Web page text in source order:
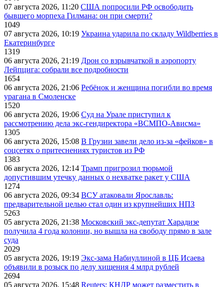
07 августа 2026, 11:20 США попросили РФ освободить
бывшего морпеха Гилмана: он при смерти?
1049
07 августа 2026, 10:19 Украина ударила по складу Wildberries в
Екатеринбурге
1319
06 августа 2026, 21:19 Дрон со взрывчаткой в аэропорту
Лейпцига: собрали все подробности
1654
06 августа 2026, 21:06 Ребёнок и женщина погибли во время
урагана в Смоленске
1520
06 августа 2026, 19:06 Суд на Урале приступил к
рассмотрению дела экс-гендиректора «ВСМПО-Ависма»
1305
06 августа 2026, 15:08 В Грузии завели дело из-за «фейков» в
соцсетях о притеснениях туристов из РФ
1383
06 августа 2026, 12:14 Трамп пригрозил тюрьмой
допустившим утечку данных о нехватке ракет у США
1274
06 августа 2026, 09:34 ВСУ атаковали Ярославль:
предварительной целью стал один из крупнейших НПЗ
5263
05 августа 2026, 21:38 Московский экс-депутат Харадизе
получила 4 года колонии, но вышла на свободу прямо в зале
суда
2029
05 августа 2026, 19:19 Экс-зама Набиуллиной в ЦБ Исаева
объявили в розыск по делу хищения 4 млрд рублей
2694
05 августа 2026, 15:48 Reuters: КНДР может разместить в